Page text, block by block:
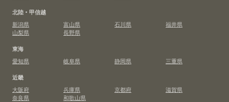
北陸・甲信越
新潟県
富山県 石川県
福井県
山梨県
長野県
東海
愛知県
岐阜県 静岡県
三重県
近畿
大阪府
兵庫県 京都府
滋賀県
奈良県
和歌山県